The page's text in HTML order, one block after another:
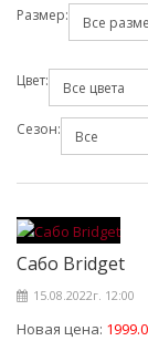
Размер:
Цвет:
Сезон:
Сабо Bridget
15.08.2022г. 12:00
Новая цена: